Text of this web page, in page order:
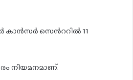
കാൻസർ സെൻററിൽ 11
നിയമനമാണ്.